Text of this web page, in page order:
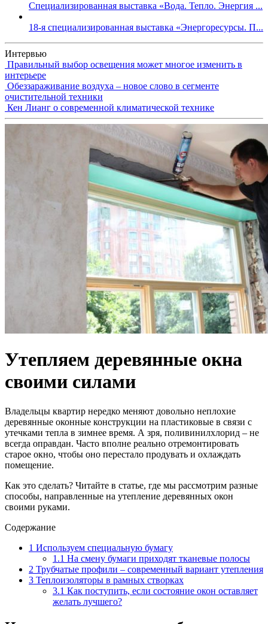
Специализированная выставка «Вода. Тепло. Энергия ...
18-я специализированная выставка «Энергоресурсы. П...
Интервью
Правильный выбор освещения может многое изменить в
интерьере
Обеззараживание воздуха – новое слово в сегменте
очистительной техники
Кен Лианг о современной климатической технике
Утепляем деревянные окна
своими силами
Владельцы квартир нередко меняют довольно неплохие
деревянные оконные конструкции на пластиковые в связи с
утечками тепла в зимнее время. А зря, поливинилхлорид – не
всегда оправдан. Часто вполне реально отремонтировать
старое окно, чтобы оно перестало продувать и охлаждать
помещение.
Как это сделать? Читайте в статье, где мы рассмотрим разные
способы, направленные на утепление деревянных окон
своими руками.
Содержание
1 Используем специальную бумагу
1.1 На смену бумаги приходят тканевые полосы
2 Трубчатые профили – современный вариант утепления
3 Теплоизоляторы в рамных створках
3.1 Как поступить, если состояние окон оставляет
желать лучшего?